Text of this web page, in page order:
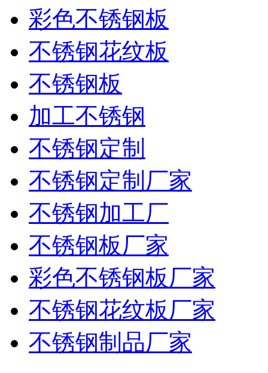
彩色不锈钢板
不锈钢花纹板
不锈钢板
加工不锈钢
不锈钢定制
不锈钢定制厂家
不锈钢加工厂
不锈钢板厂家
彩色不锈钢板厂家
不锈钢花纹板厂家
不锈钢制品厂家